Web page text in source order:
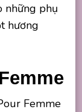
những phụ
hương
Femme